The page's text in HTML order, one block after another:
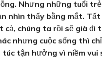
Nhưng những tuổi
nhìn thấy bằng mắt.
cả, chúng ta rồi sẽ già đi
nhưng cuộc sống thì
tận hưởng vì niềm vui